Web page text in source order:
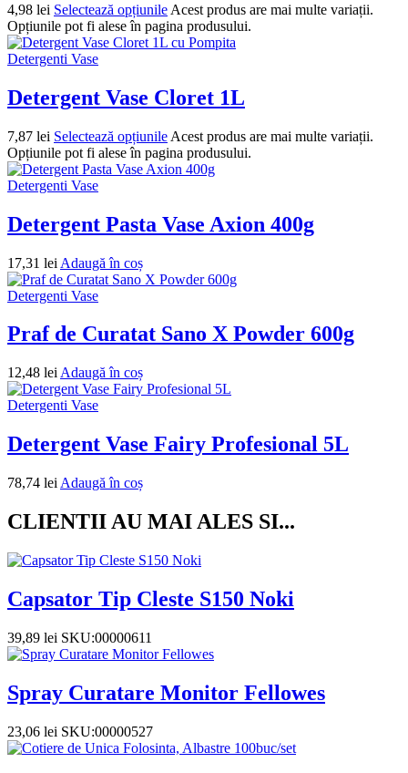
4,98 lei Selectează opțiunile Acest produs are mai multe variații.
Opțiunile pot fi alese în pagina produsului.
Detergenti Vase
Detergent Vase Cloret 1L
7,87 lei Selectează opțiunile Acest produs are mai multe variații.
Opțiunile pot fi alese în pagina produsului.
Detergenti Vase
Detergent Pasta Vase Axion 400g
17,31 lei Adaugă în coș
Detergenti Vase
Praf de Curatat Sano X Powder 600g
12,48 lei Adaugă în coș
Detergenti Vase
Detergent Vase Fairy Profesional 5L
78,74 lei Adaugă în coș
CLIENTII AU MAI ALES SI...
Capsator Tip Cleste S150 Noki
39,89 lei SKU:00000611
Spray Curatare Monitor Fellowes
23,06 lei SKU:00000527